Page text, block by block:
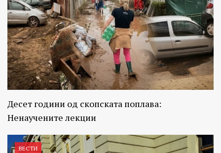
Десет години од скопската поплава:
Ненаучените лекции
ВЕСТИ